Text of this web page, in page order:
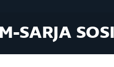
SARJA